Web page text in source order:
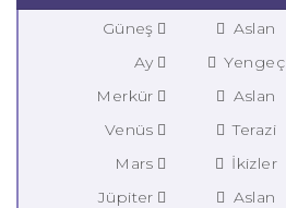
Güneş Aslan
Ay
Yengeç
Merkür
Aslan
Venüs
Terazi
Mars
İkizler
Jüpiter
Aslan